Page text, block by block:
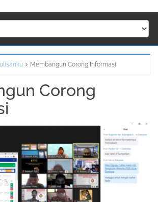
Membangun Corong Informasi
Corong